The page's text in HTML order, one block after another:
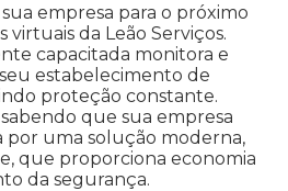
empresa para o próximo
virtuais da Leão Serviços.
capacitada monitora e
estabelecimento de
proteção constante.
que sua empresa
por uma solução moderna,
que proporciona economia
da segurança.